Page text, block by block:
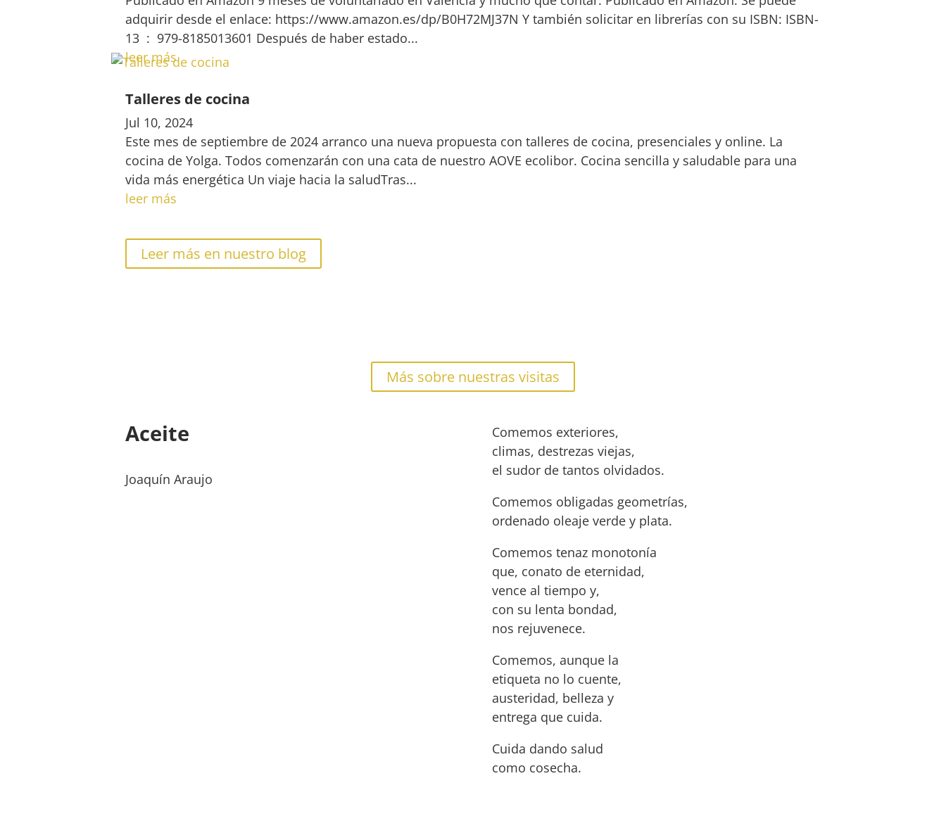
adquirir desde el enlace: https://www.amazon.es/dp/B0H72MJ37N Y también solicitar en librerías con su ISBN: ISBN-
13 ‏ : ‎ 979-8185013601 Después de haber estado...
leer más
Talleres de cocina
Jul 10, 2024
Este mes de septiembre de 2024 arranco una nueva propuesta con talleres de cocina, presenciales y online. La
cocina de Yolga. Todos comenzarán con una cata de nuestro AOVE ecolibor. Cocina sencilla y saludable para una
vida más energética Un viaje hacia la saludTras...
leer más
Leer más en nuestro blog
Más sobre nuestras visitas
Aceite
Joaquín Araujo
Comemos exteriores,
climas, destrezas viejas,
el sudor de tantos olvidados.
Comemos obligadas geometrías,
ordenado oleaje verde y plata.
Comemos tenaz monotonía
que, conato de eternidad,
vence al tiempo y,
con su lenta bondad,
nos rejuvenece.
Comemos, aunque la
etiqueta no lo cuente,
austeridad, belleza y
entrega que cuida.
Cuida dando salud
como cosecha.